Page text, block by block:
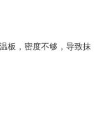
板，密度不够，导致抹